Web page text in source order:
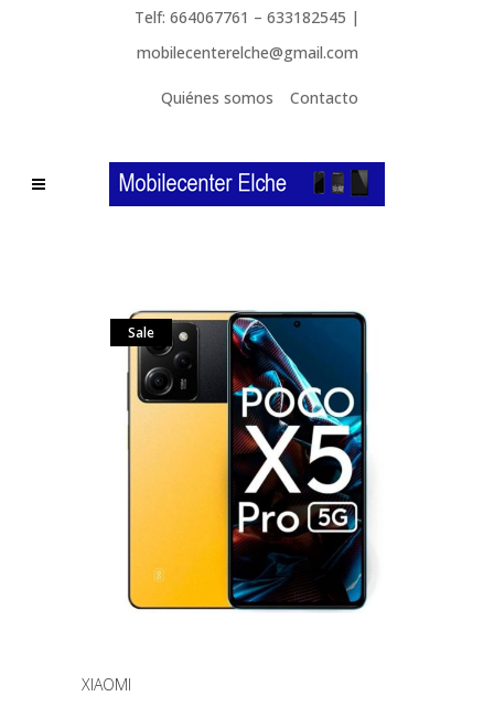
Telf: 664067761 – 633182545 |
mobilecenterelche@gmail.com
Quiénes somos Contacto
Sale
XIAOMI